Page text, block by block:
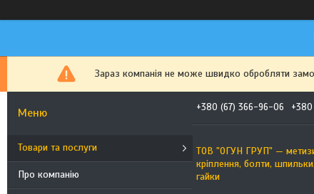
Зараз компанія не може швидко обробляти
Товари та послуги
Про компанію
+380 (67) 366-96-06
ТОВ "ОГУН ГРУП" —
кріплення, болти, шпильки,
гайки